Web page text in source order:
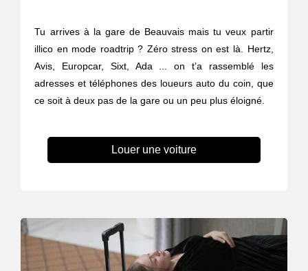
Tu arrives à la gare de Beauvais mais tu veux partir
illico en mode roadtrip ? Zéro stress on est là. Hertz,
Avis, Europcar, Sixt, Ada ... on t’a rassemblé les
adresses et téléphones des loueurs auto du coin, que
ce soit à deux pas de la gare ou un peu plus éloigné.
Louer une voiture